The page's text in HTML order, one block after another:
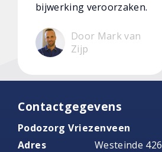
bijwerking veroorzaken.
Door Mark van
Zijp
Contactgegevens
Podozorg Vriezenveen
Adres
Westeinde 426